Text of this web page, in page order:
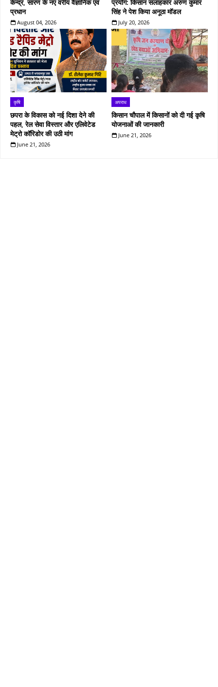
केन्द्र, सारण के नए वरीय वैज्ञानिक एवं
प्रधान
August 04, 2026
प्रयोग: किसान सलाहकार अरुण कुमार
सिंह ने पेश किया अनूठा मॉडल
July 20, 2026
कृषि
छपरा के विकास को नई दिशा देने की
पहल, रेल सेवा विस्तार और एलिवेटेड
मेट्रो कॉरिडोर की उठी मांग
June 21, 2026
अपराध
किसान चौपाल में किसानों को दी गई कृषि
योजनाओं की जानकारी
June 21, 2026